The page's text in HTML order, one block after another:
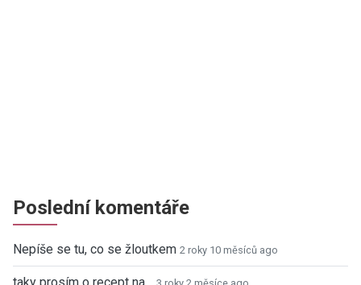
Poslední komentáře
Nepíše se tu, co se žloutkem 2 roky 10 měsíců ago